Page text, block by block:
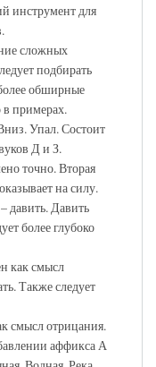
инструмент для
сложных
подбирать
обширные
примерах.
Упал. Состоит
Д и З.
точно. Вторая
на силу.
давить. Давить
более глубоко
как смысл
Также следует
смысл отрицания.
аффикса А